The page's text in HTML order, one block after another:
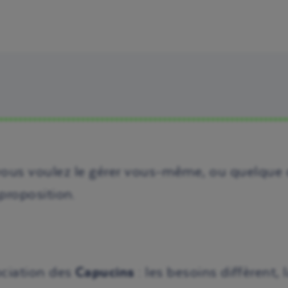
voulez le gérer vous-même, ou quelque
des Capucins : les besoins diffèrent,